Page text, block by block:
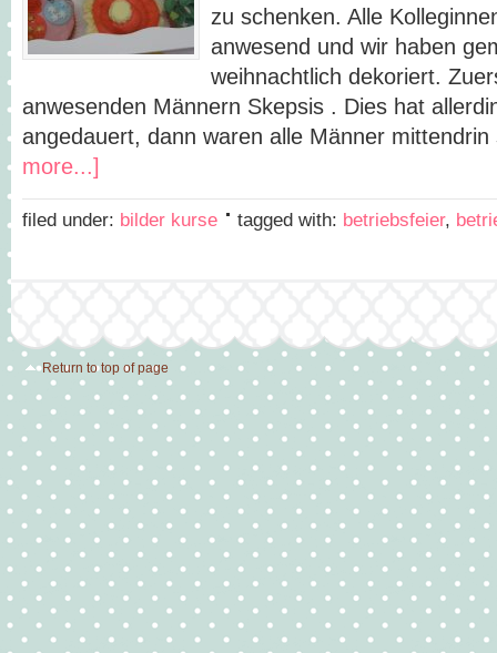
zu schenken. Alle
anwesend und wir haben
weihnachtlich dekoriert.
anwesenden Männern Skepsis . Dies hat
angedauert, dann waren alle Männer
more...]
filed under: bilder kurse tagged with: betriebsfeier,
Return to top of page